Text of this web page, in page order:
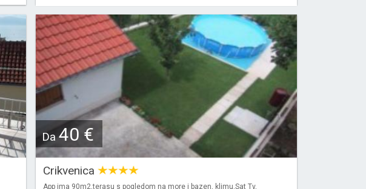
Da40 €
Crikvenica
App ima 90m2,terasu s pogledom na more i bazen, klimu,Sat Tv,